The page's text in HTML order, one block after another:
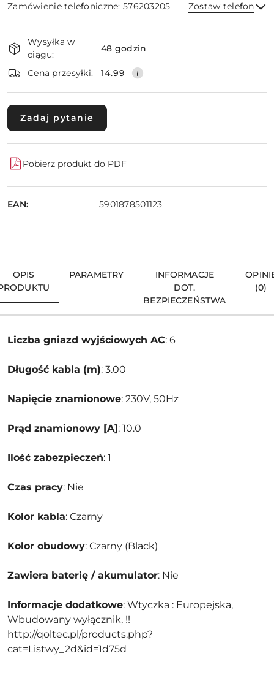
Zamówienie telefoniczne: 576203205 Zostaw telefon
i
dostawa
Wysyłka w
ciągu:
48 godzin
Cena przesyłki: 14.99
Zadaj pytanie
Pobierz produkt do PDF
EAN: 5901878501123
OPIS
PARAMETRY
INFORMACJE
DOT.
BEZPIECZEŃSTWA
(0)
Liczba gniazd wyjściowych AC: 6
Długość kabla (m): 3.00
Napięcie znamionowe: 230V, 50Hz
Prąd znamionowy [A]: 10.0
Ilość zabezpieczeń: 1
Czas pracy: Nie
Kolor kabla: Czarny
Kolor obudowy: Czarny (Black)
Zawiera baterię / akumulator: Nie
Informacje dodatkowe: Wtyczka : Europejska,
Wbudowany wyłącznik, !!
http://qoltec.pl/products.php?
cat=Listwy_2d&id=1d75d